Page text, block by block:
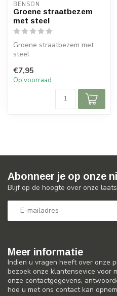
BENSON
Groene straatbezem
met steel
Groene straatbezem met
steel
€7,95
Op voorraad
Meer informatie
Indien u vragen heeft over onze
bezoek onze klantensevice voor
onze contactgegevens,
hoe u met ons contact kan
Abonneer je op onze
Blijf op de hoogte over onze